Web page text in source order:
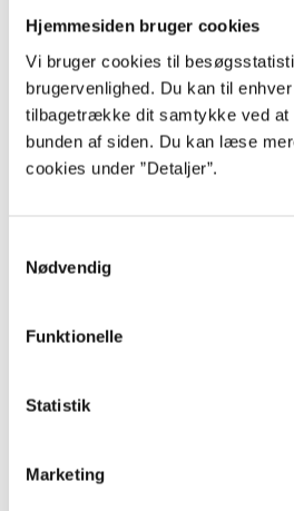
Hjemmesiden bruger cookies
Vi bruger cookies til
brugervenlighed. Du kan til
tilbagetrække dit samtykke ved at
bunden af siden. Du kan læse
cookies under ”Detaljer”.
Nødvendig
Funktionelle
Statistik
Marketing
...
...
...
...